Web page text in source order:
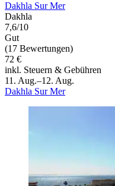
Dakhla Sur Mer
Dakhla
7,6/10
Gut
(17 Bewertungen)
72 €
inkl. Steuern & Gebühren
11. Aug.–12. Aug.
Dakhla Sur Mer